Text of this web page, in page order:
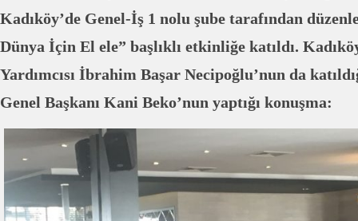
Kadıköy’de Genel-İş 1 nolu şube tarafından
Dünya İçin El ele” başlıklı etkinliğe katıldı.
Yardımcısı İbrahim Başar Necipoğlu’nun da
Genel Başkanı Kani Beko’nun yaptığı konuşma: